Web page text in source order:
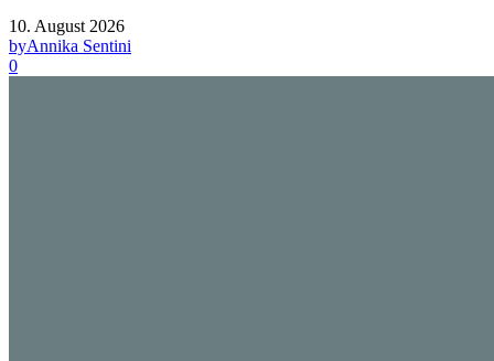
10. August 2026
byAnnika Sentini
0